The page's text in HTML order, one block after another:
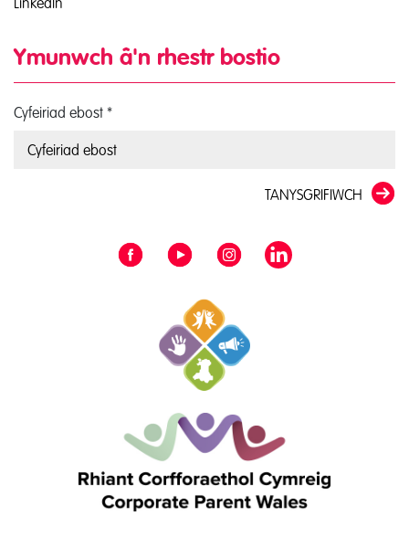
Ymunwch â'n rhestr bostio
Cyfeiriad ebost *
TANYSGRIFIWCH